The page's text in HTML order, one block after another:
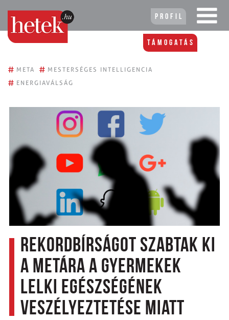
Profil
Támogatás
# META # MESTERSÉGES INTELLIGENCIA
# ENERGIAVÁLSÁG
Rekordbírságot szabtak ki
a Metára a gyermekek
lelki egészségének
veszélyeztetése miatt